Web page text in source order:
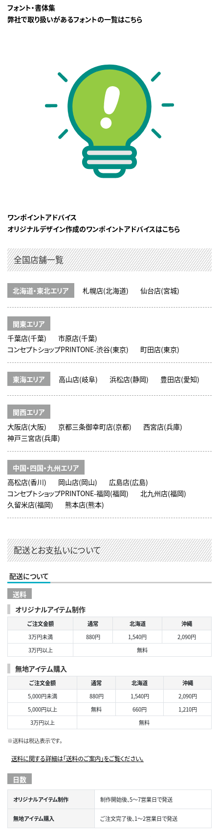
フォント・書体集
弊社で取り扱いがあるフォントの一覧はこちら
ワンポイントアドバイス
オリジナルデザイン作成のワンポイントアドバイスはこちら
全国店舗一覧
北海道・東北エリア 札幌店(北海道) 仙台店(宮城)
関東エリア
千葉店(千葉)
市原店(千葉)
コンセプトショップPRINTONE-渋谷(東京)
町田店(東京)
東海エリア 高山店(岐阜) 浜松店(静岡) 豊田店(愛知)
関西エリア
大阪店(大阪)
京都三条御幸町店(京都)
西宮店(兵庫)
神戸三宮店(兵庫)
中国・四国・九州エリア
高松店(香川)
岡山店(岡山)
広島店(広島)
コンセプトショップPRINTONE-福岡(福岡)
北九州店(福岡)
久留米店(福岡)
熊本店(熊本)
配送とお支払いについて
配送について
送料
オリジナルアイテム制作
ご注文金額 通常 北海道
沖縄
3万円未満
880円 1,540円
2,090円
3万円以上
無料
無地アイテム購入
ご注文金額 通常 北海道
沖縄
5,000円未満
880円 1,540円
2,090円
5,000円以上
無料 660円
1,210円
3万円以上
無料
※送料は税込表示です。
送料に関する詳細は「送料のご案内」をご覧ください。
日数
オリジナルアイテム制作 制作開始後、5～7営業日で発送
無地アイテム購入 ご注文完了後、1～2営業日で発送